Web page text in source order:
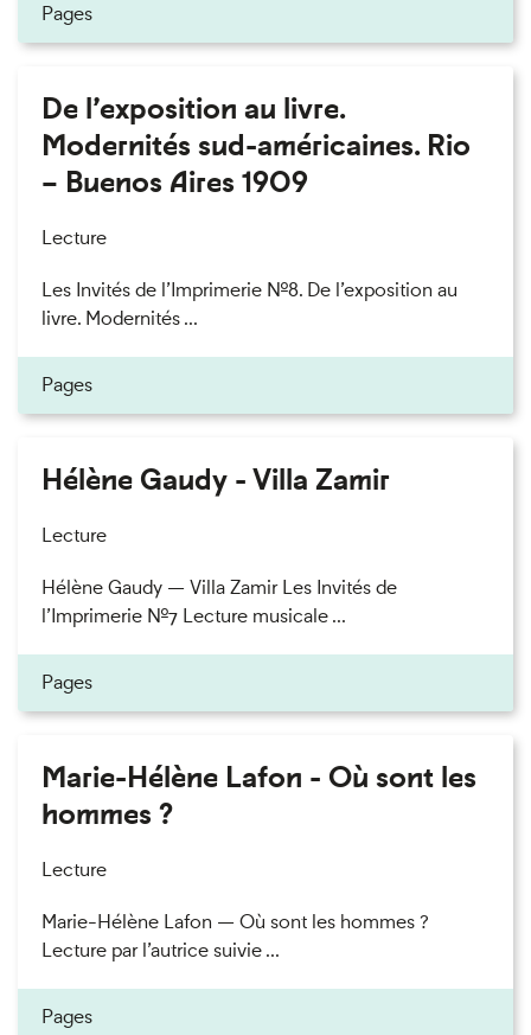
Pages
De l’exposition au livre.
Modernités sud-américaines. Rio
– Buenos Aires 1909
Lecture
Les Invités de l’Imprimerie n°8. De l’exposition au
livre. Modernités ...
Pages
Hélène Gaudy - Villa Zamir
Lecture
Hélène Gaudy — Villa Zamir Les Invités de
l’Imprimerie n°7 Lecture musicale ...
Pages
Marie-Hélène Lafon - Où sont les
hommes ?
Lecture
Marie-Hélène Lafon — Où sont les hommes ?
Lecture par l’autrice suivie ...
Pages